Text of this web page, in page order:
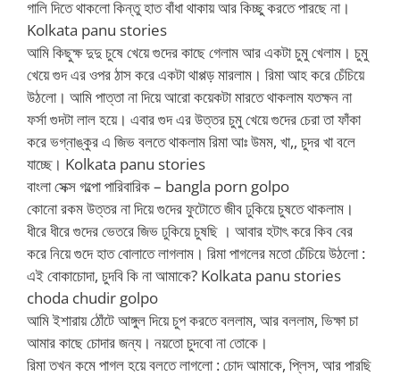
গালি দিতে থাকলো কিন্তু হাত বাঁধা থাকায় আর কিচ্ছু করতে পারছে না।
Kolkata panu stories
আমি কিছুক্ষ দুদু চুষে খেয়ে গুদের কাছে গেলাম আর একটা চুমু খেলাম। চুমু
খেয়ে গুদ এর ওপর ঠাস করে একটা থাপ্পড় মারলাম। রিমা আহ করে চেঁচিয়ে
উঠলো। আমি পাত্তা না দিয়ে আরো কয়েকটা মারতে থাকলাম যতক্ষন না
ফর্সা গুদটা লাল হয়ে। এবার গুদ এর উত্তর চুমু খেয়ে গুদের চেরা তা ফাঁকা
করে ভগ্নাঙ্কুর এ জিভ বলতে থাকলাম রিমা আঃ উমম, খা,, চুদর খা বলে
যাচ্ছে। Kolkata panu stories
বাংলা সেক্স গল্পো পারিবারিক – bangla porn golpo
কোনো রকম উত্তর না দিয়ে গুদের ফুটোতে জীব ঢুকিয়ে চুষতে থাকলাম।
ধীরে ধীরে গুদের ভেতরে জিভ ঢুকিয়ে চুষছি । আবার হটাৎ করে কিব বের
করে নিয়ে গুদে হাত বোলাতে লাগলাম। রিমা পাগলের মতো চেঁচিয়ে উঠলো :
এই বোকাচোদা, চুদবি কি না আমাকে? Kolkata panu stories
choda chudir golpo
আমি ইশারায় ঠোঁটে আঙ্গুল দিয়ে চুপ করতে বললাম, আর বললাম, ভিক্ষা চা
আমার কাছে চোদার জন্য। নয়তো চুদবো না তোকে।
রিমা তখন কমে পাগল হয়ে বলতে লাগলো : চোদ আমাকে, প্লিস, আর পারছি